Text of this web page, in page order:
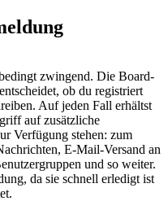
zwingend. Die Board-
ob du registriert
Auf jeden Fall erhältst
auf zusätzliche
Verfügung stehen: zum
E-Mail-Versand an
und so weiter.
da sie schnell erledigt ist